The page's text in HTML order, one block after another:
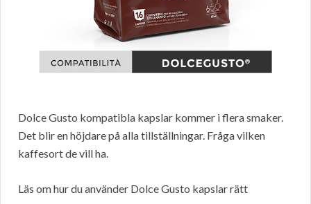
Dolce Gusto kompatibla kapslar kommer i flera smaker.
Det blir en höjdare på alla tillställningar. Fråga vilken
kaffesort de vill ha.
Läs om hur du använder Dolce Gusto kapslar rätt